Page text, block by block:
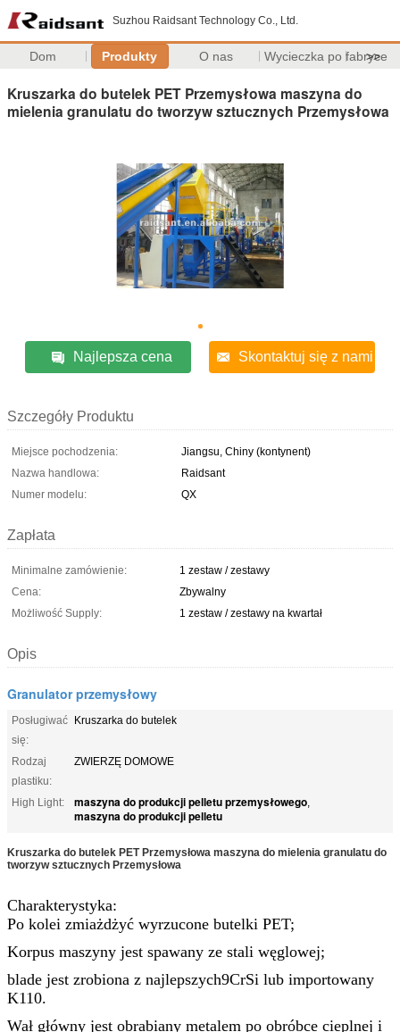
Suzhou Raidsant Technology Co., Ltd.
Dom Produkty O nas Wycieczka po fabryce
>>
Kruszarka do butelek PET Przemysłowa maszyna do
mielenia granulatu do tworzyw sztucznych Przemysłowa
Najlepsza cena Skontaktuj się z nami
Szczegóły Produktu
Miejsce pochodzenia:
Jiangsu, Chiny (kontynent)
Nazwa handlowa:
Raidsant
Numer modelu:
QX
Zapłata
Minimalne zamówienie:
1 zestaw / zestawy
Cena:
Zbywalny
Możliwość Supply:
1 zestaw / zestawy na kwartał
Opis
Granulator przemysłowy
Posługiwać
się:
Kruszarka do butelek
Rodzaj
plastiku:
ZWIERZĘ DOMOWE
High Light: maszyna do produkcji pelletu przemysłowego,
maszyna do produkcji pelletu
Kruszarka do butelek PET Przemysłowa maszyna do mielenia granulatu do
tworzyw sztucznych Przemysłowa
Charakterystyka:
Po kolei zmiażdżyć wyrzucone butelki PET;
Korpus maszyny jest spawany ze stali węglowej;
blade jest zrobiona z najlepszych9CrSi lub importowany
K110.
Wał główny jest obrabiany metalem po obróbce cieplnej i